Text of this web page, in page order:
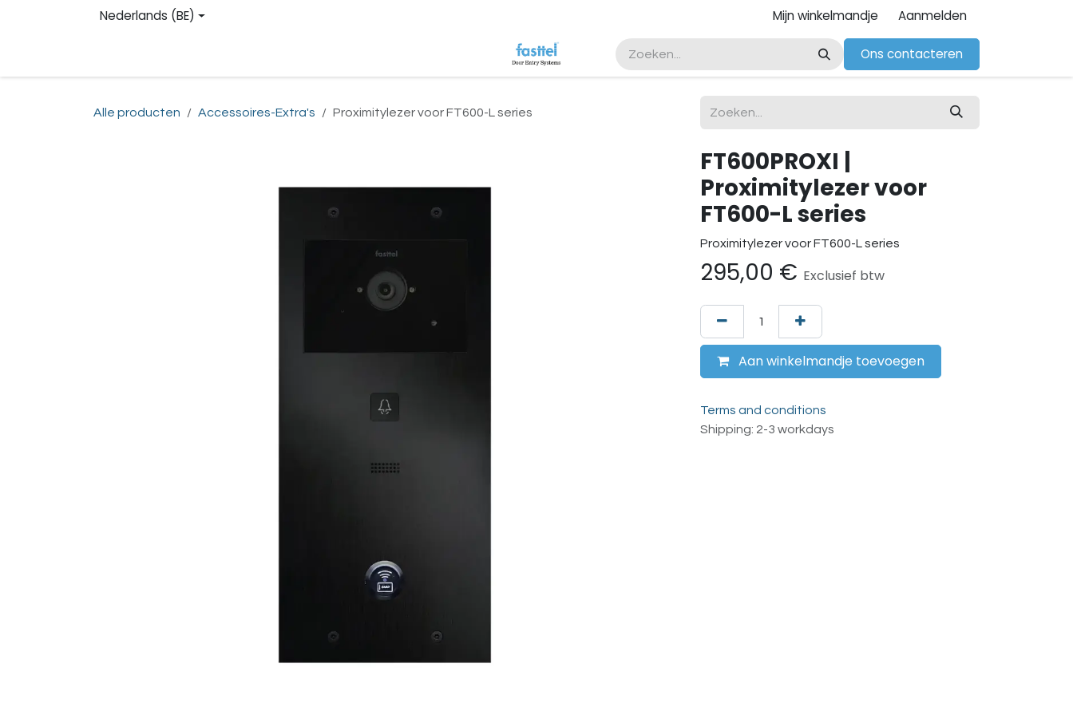
Overslaan naar inhoudNederlands (BE) Mijn winkelmandje Aanmelden
Ons contacteren
Alle producten Accessoires-Extra's Proximitylezer voor FT600-L series
FT600PROXI |
Proximitylezer voor
FT600-L series
Proximitylezer voor FT600-L series
295,00 € Exclusief btw
Aan winkelmandje toevoegen
Terms and conditions
Shipping: 2-3 workdays